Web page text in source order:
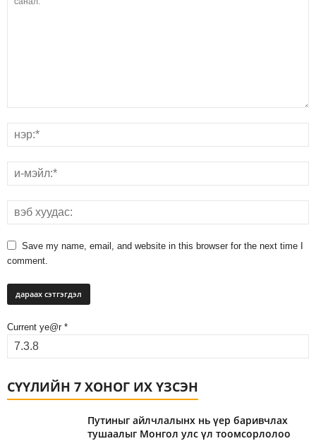
Save my name, email, and website in this browser for the next time I
comment.
Current ye@r *
СҮҮЛИЙН 7 ХОНОГ ИХ ҮЗСЭН
Путиныг айлчлалынх нь үер баривчлах
тушаалыг Монгол улс үл тоомсорлолоо